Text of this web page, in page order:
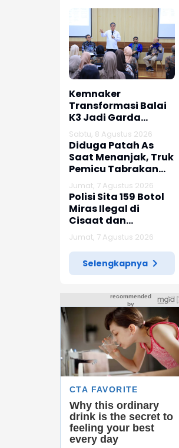
Kemnaker
Transformasi Balai
K3 Jadi Garda
Terdepan
Pencegahan
Kecelakaan Kerja
Sabtu, 8 Agustus 2026
Diduga Patah As
Saat Menanjak, Truk
Pemicu Tabrakan
Beruntun Enam
Kendaraan di
Ciwidey Diselidiki
Polisi
Jumat, 7 Agustus 2026
Polisi Sita 159 Botol
Miras Ilegal di
Cisaat dan
Citamiang
Jumat, 7 Agustus 2026
Selengkapnya